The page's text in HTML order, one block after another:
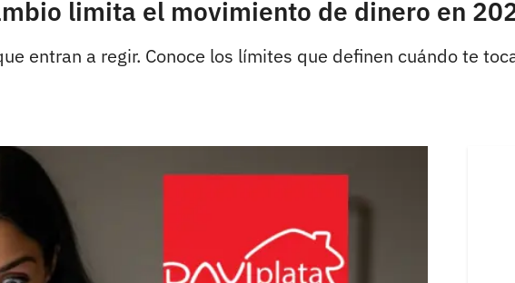
limita el movimiento de dinero en
entran a regir. Conoce los límites que definen cuándo te